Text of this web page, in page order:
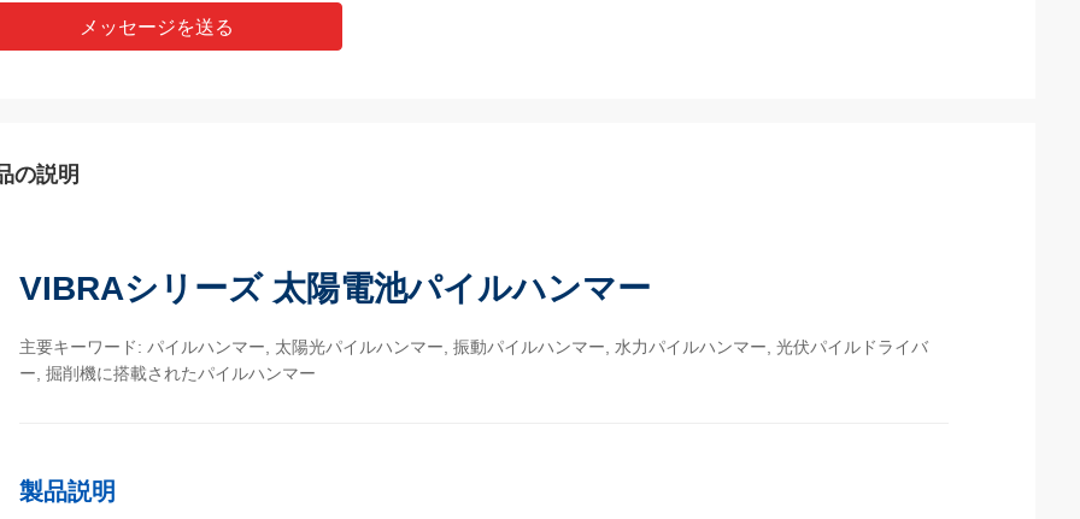
メッセージを送る
の説明
VIBRAシリーズ 太陽電池パイルハンマー
主要キーワード: パイルハンマー, 太陽光パイルハンマー, 振動パイルハンマー, 水力パイルハンマー, 光伏パイルドライバ
ー, 掘削機に搭載されたパイルハンマー
製品説明